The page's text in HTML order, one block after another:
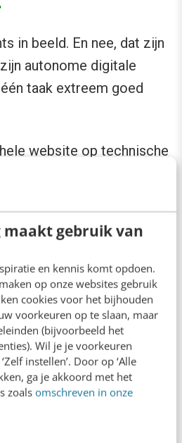
gebruik van
en kennis komt opdoen.
op onze websites gebruik
cookies voor het bijhouden
voorkeuren op te slaan, maar
(bijvoorbeeld het
Wil je je voorkeuren
instellen’. Door op ‘Alle
ga je akkoord met het
zoals omschreven in onze
in beeld. En nee, dat zijn
autonome digitale
taak extreem goed
website op technische
leest elke pagina en
Een derde
aan wet- en
ander beoordeelt of je
als bron voor AI-
vormen ze een “agent
website parallel
maar in uren.
de alternatieven
zijn geïntegreerd. Ze
schrijven terug naar je
in één dashboard. Geen